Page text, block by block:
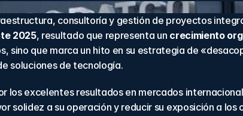
consultoría y gestión de proyectos
2025, resultado que representa un crecimiento
sino que marca un hito en su estrategia de
soluciones de tecnología.
excelentes resultados en mercados
solidez a su operación y reducir su exposición a los